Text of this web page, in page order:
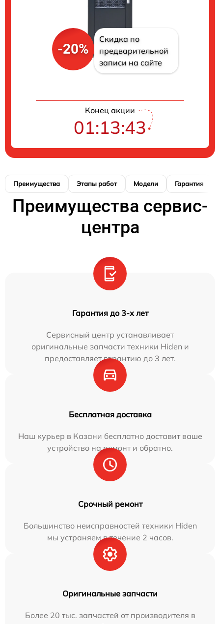
-20%
Скидка по
предварительной
записи на сайте
Конец акции
01:13:42
Преимущества Этапы работ Модели Гарантия
Преимущества сервис-
центра
Гарантия до 3-х лет
Сервисный центр устанавливает
оригинальные запчасти техники Hiden и
предоставляет гарантию до 3 лет.
Бесплатная доставка
Наш курьер в Казани бесплатно доставит ваше
устройство на ремонт и обратно.
Срочный ремонт
Большинство неисправностей техники Hiden
мы устраняем в течение 2 часов.
Оригинальные запчасти
Более 20 тыс. запчастей от производителя в